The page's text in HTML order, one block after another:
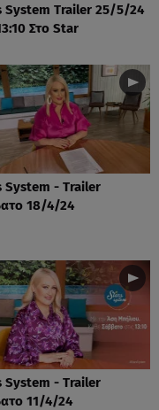
System Trailer 25/5/24
Στο Star
System - Trailer
18/4/24
System - Trailer
11/4/24